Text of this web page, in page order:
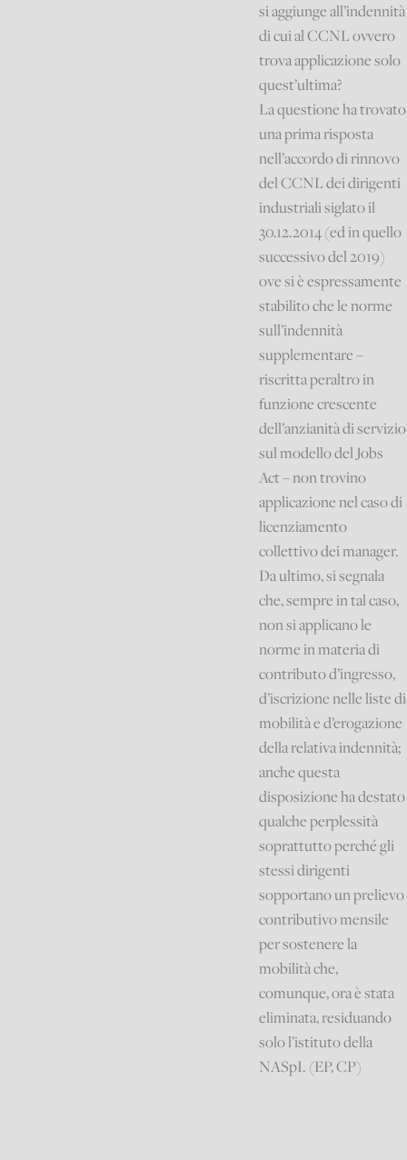
si aggiunge all’indennità
di cui al CCNL ovvero
trova applicazione solo
quest’ultima?
La questione ha trovato
una prima risposta
nell’accordo di rinnovo
del CCNL dei dirigenti
industriali siglato il
30.12.2014 (ed in quello
successivo del 2019)
ove si è espressamente
stabilito che le norme
sull’indennità
supplementare –
riscritta peraltro in
funzione crescente
dell’anzianità di servizio
sul modello del Jobs
Act – non trovino
applicazione nel caso di
licenziamento
collettivo dei manager.
Da ultimo, si segnala
che, sempre in tal caso,
non si applicano le
norme in materia di
contributo d’ingresso,
d’iscrizione nelle liste di
mobilità e d’erogazione
della relativa indennità;
anche questa
disposizione ha destato
qualche perplessità
soprattutto perché gli
stessi dirigenti
sopportano un prelievo
contributivo mensile
per sostenere la
mobilità che,
comunque, ora è stata
eliminata, residuando
solo l’istituto della
NASpI. (EP, CP)